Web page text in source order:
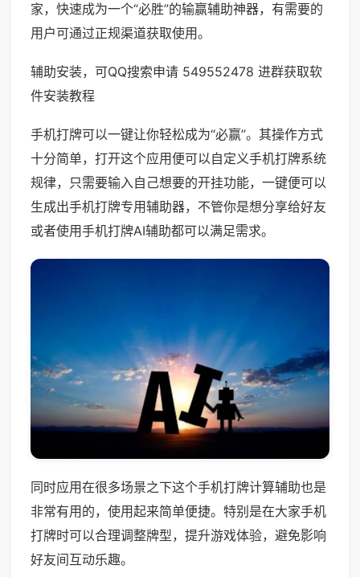
家，快速成为一个“必胜”的输赢辅助神器，有需要的
用户可通过正规渠道获取使用。
辅助安装，可QQ搜索申请 549552478 进群获取软
件安装教程
手机打牌可以一键让你轻松成为“必赢”。其操作方式
十分简单，打开这个应用便可以自定义手机打牌系统
规律，只需要输入自己想要的开挂功能，一键便可以
生成出手机打牌专用辅助器，不管你是想分享给好友
或者使用手机打牌AI辅助都可以满足需求。
同时应用在很多场景之下这个手机打牌计算辅助也是
非常有用的，使用起来简单便捷。特别是在大家手机
打牌时可以合理调整牌型，提升游戏体验，避免影响
好友间互动乐趣。